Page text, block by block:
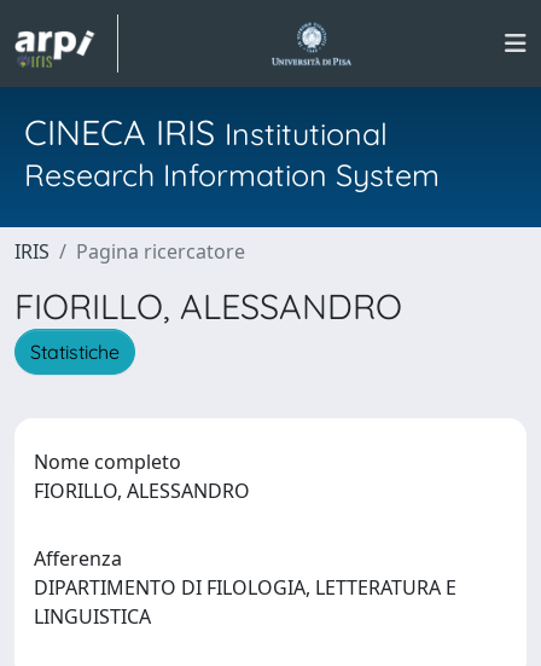
CINECA IRIS Institutional
Research Information System
IRIS Pagina ricercatore
FIORILLO, ALESSANDRO
Statistiche
Nome completo
FIORILLO, ALESSANDRO
Afferenza
DIPARTIMENTO DI FILOLOGIA, LETTERATURA E
LINGUISTICA